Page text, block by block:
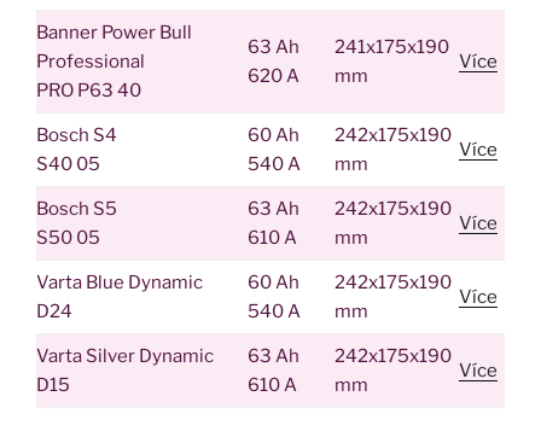
Banner Power Bull
Professional
PRO P63 40
63 Ah
620 A
241x175x190
mm
Více
Bosch S4
S40 05
60 Ah
540 A
242x175x190
mm
Více
Bosch S5
S50 05
63 Ah
610 A
242x175x190
mm
Více
Varta Blue Dynamic
D24
60 Ah
540 A
242x175x190
mm
Více
Varta Silver Dynamic
D15
63 Ah
610 A
242x175x190
mm
Více